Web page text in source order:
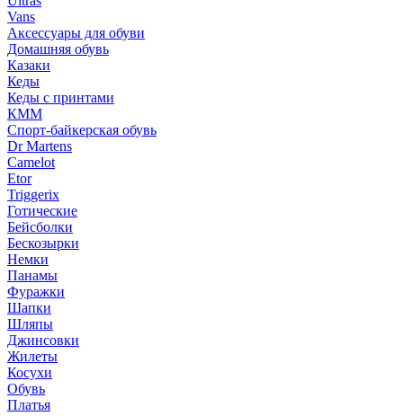
Vans
Аксессуары для обуви
Домашняя обувь
Казаки
Кеды
Кеды с принтами
КММ
Спорт-байкерская обувь
Dr Martens
Camelot
Etor
Triggerix
Готические
Бейсболки
Бескозырки
Немки
Панамы
Фуражки
Шапки
Шляпы
Джинсовки
Жилеты
Косухи
Обувь
Платья